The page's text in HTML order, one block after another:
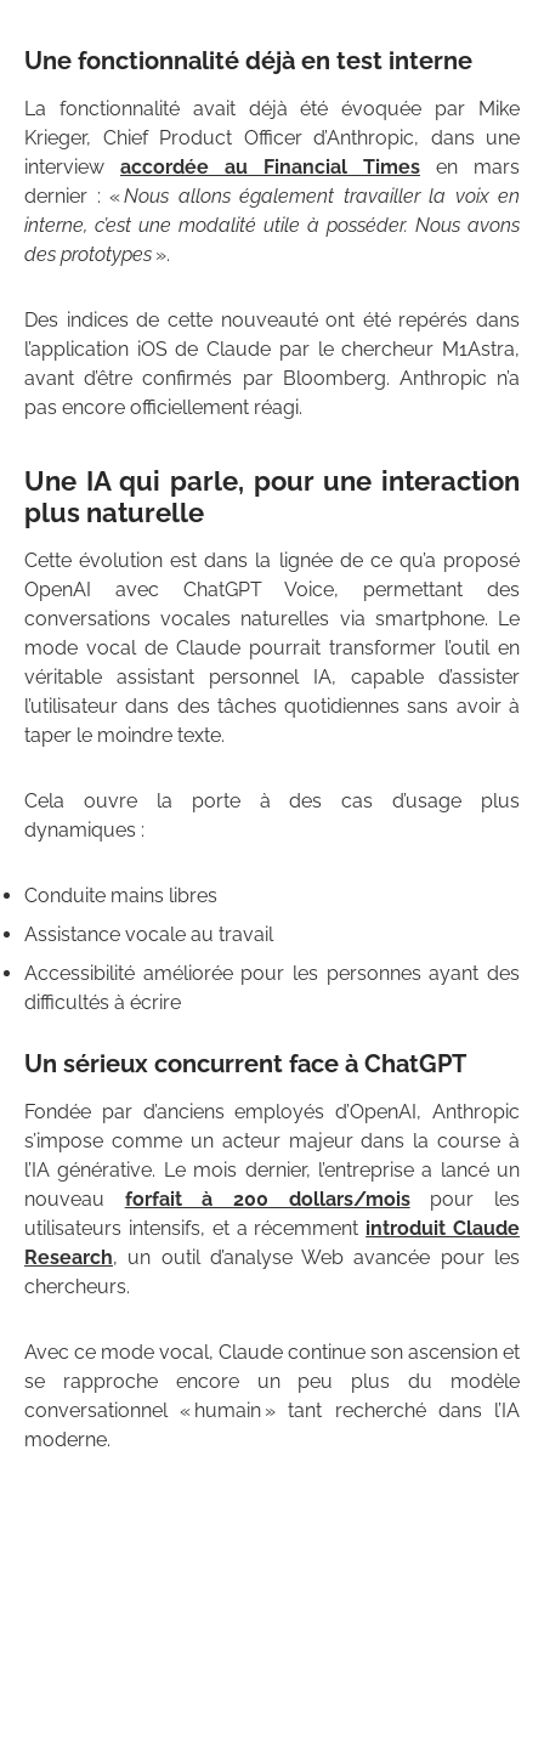
Une fonctionnalité déjà en test interne
La fonctionnalité avait déjà été évoquée par Mike
Krieger, Chief Product Officer d’Anthropic, dans une
interview accordée au Financial Times en mars
dernier : «Nous allons également travailler la voix en
interne, c’est une modalité utile à posséder. Nous avons
des prototypes ».
Des indices de cette nouveauté ont été repérés dans
l’application iOS de Claude par le chercheur M1Astra,
avant d’être confirmés par Bloomberg. Anthropic n’a
pas encore officiellement réagi.
Une IA qui parle, pour une interaction
plus naturelle
Cette évolution est dans la lignée de ce qu’a proposé
OpenAI avec ChatGPT Voice, permettant des
conversations vocales naturelles via smartphone. Le
mode vocal de Claude pourrait transformer l’outil en
véritable assistant personnel IA, capable d’assister
l’utilisateur dans des tâches quotidiennes sans avoir à
taper le moindre texte.
Cela ouvre la porte à des cas d’usage plus
dynamiques :
Conduite mains libres
Assistance vocale au travail
Accessibilité améliorée pour les personnes ayant des
difficultés à écrire
Un sérieux concurrent face à ChatGPT
Fondée par d’anciens employés d’OpenAI, Anthropic
s’impose comme un acteur majeur dans la course à
l’IA générative. Le mois dernier, l’entreprise a lancé un
nouveau forfait à 200 dollars/moispour les
utilisateurs intensifs, et a récemment introduit Claude
Research, un outil d’analyse Web avancée pour les
chercheurs.
Avec ce mode vocal, Claude continue son ascension et
se rapproche encore un peu plus du modèle
conversationnel « humain » tant recherché dans l’IA
moderne.